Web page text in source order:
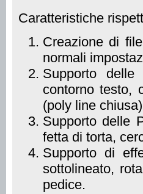
Caratteristiche
Creazione di
normali
Supporto
contorno testo,
(poly line
Supporto delle
fetta di torta,
Supporto di
sottolineato,
pedice.